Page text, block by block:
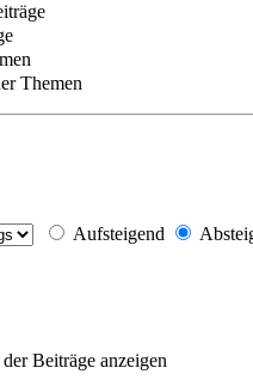
Themen
Aufsteigend
Beiträge anzeigen